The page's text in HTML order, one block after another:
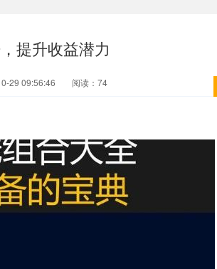
提升收益潜力
29 09:56:46 阅读：74